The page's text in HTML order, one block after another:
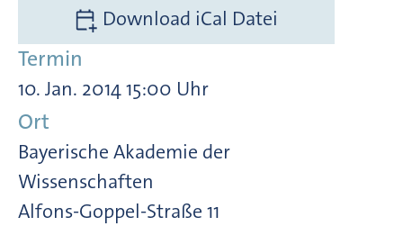
Download iCal Datei
Termin
10. Jan. 2014 15:00 Uhr
Ort
Bayerische Akademie der
Wissenschaften
Alfons-Goppel-Straße 11